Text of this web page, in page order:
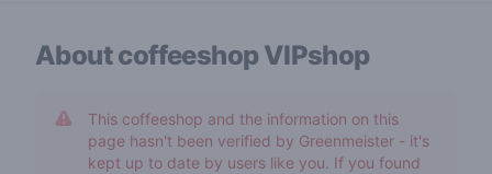
About coffeeshopVIPshop
This coffeeshop and the information on this
page hasn't been verified by Greenmeister - it's
kept up to date by users like you. If you found